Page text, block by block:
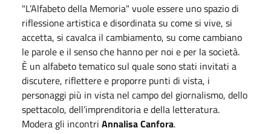
"L’Alfabeto della Memoria" vuole essere uno spazio di
riflessione artistica e disordinata su come si vive, si
accetta, si cavalca il cambiamento, su come cambiano
le parole e il senso che hanno per noi e per la società.
È un alfabeto tematico sul quale sono stati invitati a
discutere, riflettere e proporre punti di vista, i
personaggi più in vista nel campo del giornalismo, dello
spettacolo, dell’imprenditoria e della letteratura.
Modera gli incontri Annalisa Canfora.